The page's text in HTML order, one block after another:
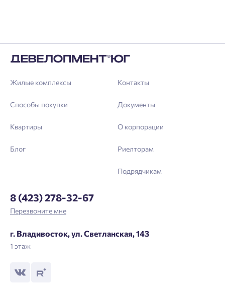
Жилые комплексы
Способы покупки
Квартиры
Блог
Контакты
Документы
О корпорации
Риелторам
Подрядчикам
8 (423) 278-32-67
Перезвоните мне
г. Владивосток, ул. Светланская, 143
1 этаж
зарегистрироваться.
Нажимая кнопку «Отправить», вы даёте согласие на обработку
Подтвердить
Выслать код повторно через 00:58.